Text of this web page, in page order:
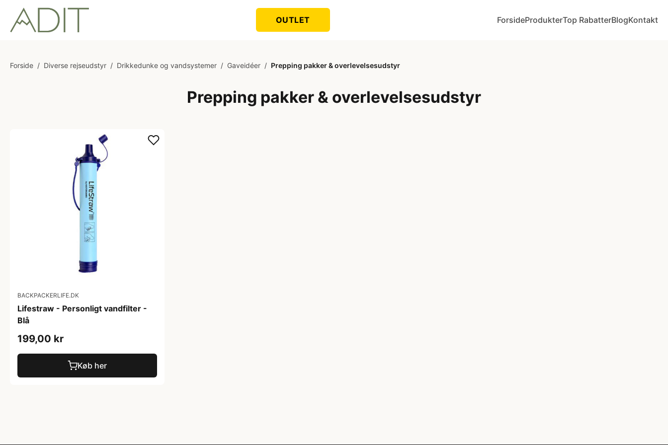
OUTLET ForsideProdukterTop RabatterBlogKontakt
Forside / Diverse rejseudstyr / Drikkedunke og vandsystemer / Gaveidéer / Prepping pakker & overlevelsesudstyr
Prepping pakker & overlevelsesudstyr
BACKPACKERLIFE.DK
Lifestraw - Personligt vandfilter -
Blå
199,00 kr
Køb her